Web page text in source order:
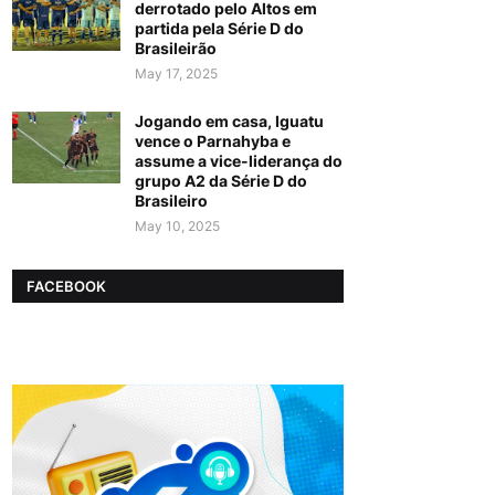
derrotado pelo Altos em
partida pela Série D do
Brasileirão
May 17, 2025
Jogando em casa, Iguatu
vence o Parnahyba e
assume a vice-liderança do
grupo A2 da Série D do
Brasileiro
May 10, 2025
FACEBOOK